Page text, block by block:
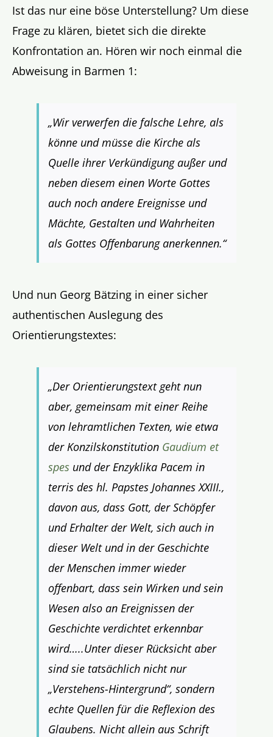
Ist das nur eine böse Unterstellung? Um diese
Frage zu klären, bietet sich die direkte
Konfrontation an. Hören wir noch einmal die
Abweisung in Barmen 1:
„Wir verwerfen die falsche Lehre, als
könne und müsse die Kirche als
Quelle ihrer Verkündigung außer und
neben diesem einen Worte Gottes
auch noch andere Ereignisse und
Mächte, Gestalten und Wahrheiten
als Gottes Offenbarung anerkennen.“
Und nun Georg Bätzing in einer sicher
authentischen Auslegung des
Orientierungstextes:
„Der Orientierungstext geht nun
aber, gemeinsam mit einer Reihe
von lehramtlichen Texten, wie etwa
der Konzilskonstitution Gaudium et
spes und der Enzyklika Pacem in
terris des hl. Papstes Johannes XXIII.,
davon aus, dass Gott, der Schöpfer
und Erhalter der Welt, sich auch in
dieser Welt und in der Geschichte
der Menschen immer wieder
offenbart, dass sein Wirken und sein
Wesen also an Ereignissen der
Geschichte verdichtet erkennbar
wird…..Unter dieser Rücksicht aber
sind sie tatsächlich nicht nur
„Verstehens-Hintergrund“, sondern
echte Quellen für die Reflexion des
Glaubens. Nicht allein aus Schrift